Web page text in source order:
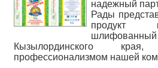
надежный
Рады
продукт
Кызылординского
профессионализмом нашей